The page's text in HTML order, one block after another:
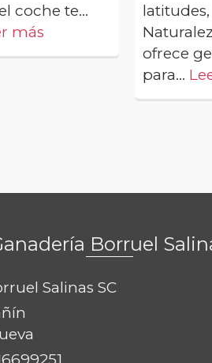
coche te...
más
latitudes,
ofrece
para...
Borruel
Salinas SC